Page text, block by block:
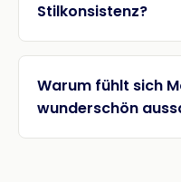
Stilkonsistenz?
Warum fühlt sich
wunderschön